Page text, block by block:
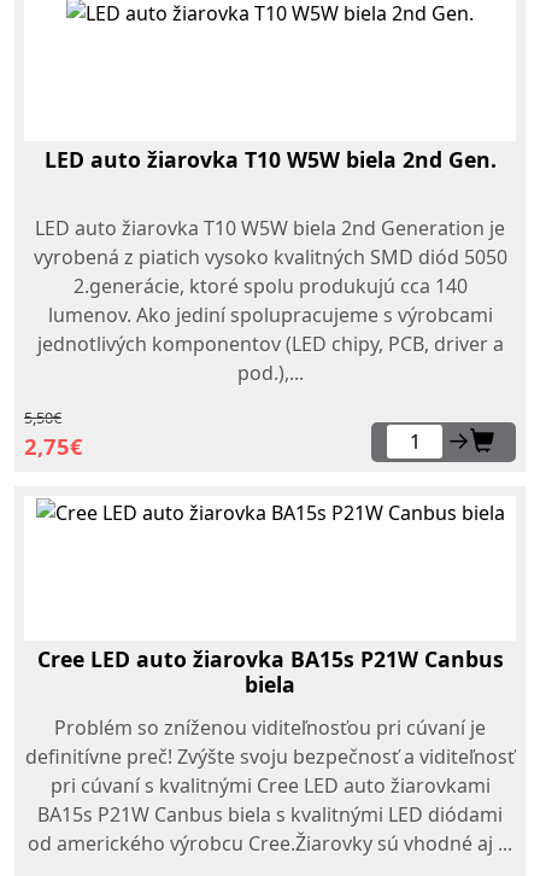
LED auto žiarovka T10 W5W biela 2nd Gen.
LED auto žiarovka T10 W5W biela 2nd Generation je
vyrobená z piatich vysoko kvalitných SMD diód 5050
2.generácie, ktoré spolu produkujú cca 140
lumenov. Ako jediní spolupracujeme s výrobcami
jednotlivých komponentov (LED chipy, PCB, driver a
pod.),...
5,50€
2,75€ →
Cree LED auto žiarovka BA15s P21W Canbus
biela
Problém so zníženou viditeľnosťou pri cúvaní je
definitívne preč! Zvýšte svoju bezpečnosť a viditeľnosť
pri cúvaní s kvalitnými Cree LED auto žiarovkami
BA15s P21W Canbus biela s kvalitnými LED diódami
od amerického výrobcu Cree.Žiarovky sú vhodné aj ...